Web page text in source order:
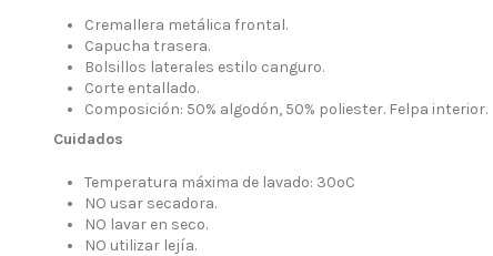
Cremallera metálica frontal.
Capucha trasera.
Bolsillos laterales estilo canguro.
Corte entallado.
Composición: 50% algodón, 50% poliester. Felpa interior.
Cuidados
Temperatura máxima de lavado: 30ºC
NO usar secadora.
NO lavar en seco.
NO utilizar lejía.